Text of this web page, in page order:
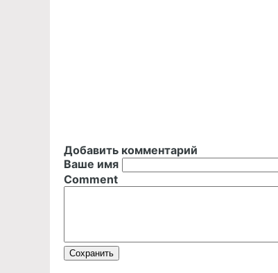
Добавить комментарий
Ваше имя
Comment